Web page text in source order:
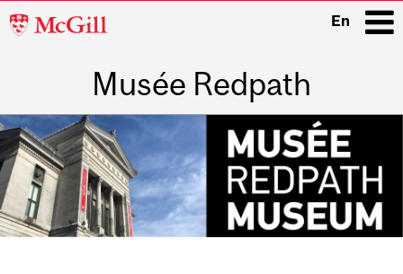
McGill
En
Musée Redpath
Main
navigation